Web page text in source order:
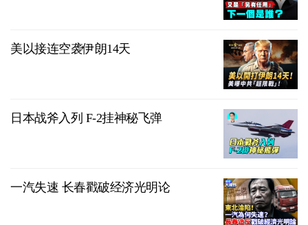
美以接连空袭伊朗14天
日本战斧入列 F-2挂神秘飞弹
一汽失速 长春戳破经济光明论